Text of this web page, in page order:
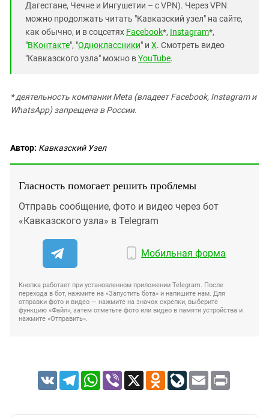
Дагестане, Чечне и Ингушетии – с VPN). Через VPN
можно продолжать читать "Кавказский узел" на сайте,
как обычно, и в соцсетях Facebook*, Instagram*,
"ВКонтакте", "Одноклассники" и X. Смотреть видео
"Кавказского узла" можно вYouTube.
* деятельность компании Meta (владеет Facebook, Instagram и
WhatsApp) запрещена в России.
Автор: Кавказский Узел
Гласность помогает решить проблемы
Отправь сообщение, фото и видео через бот
«Кавказского узла» в Telegram
Мобильная форма
Кнопка работает при установленном приложении Telegram. После
перехода в бот, нажмите на «Запустить бота» и напишите нам. Для
отправки фото и видео — нажмите на значок скрепки, выберите
функцию «Файл», затем отметьте фото или видео в памяти устройства и
нажмите «Отправить».
VK TelegramWhatsApp
Viber X Odnoklassniki
LiveJournal
Email Print